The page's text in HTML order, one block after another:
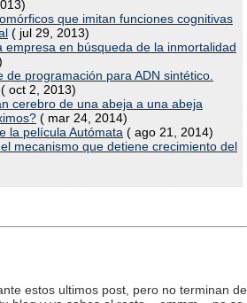
que imitan funciones cognitivas
( jul 29, 2013)
empresa en búsqueda de la inmortalidad
de programación para ADN sintético.
( oct 2, 2013)
cerebro de una abeja a una abeja
( mar 24, 2014)
la película Autómata ( ago 21, 2014)
mecanismo que detiene crecimiento del
estos ultimos post, pero no terminan de